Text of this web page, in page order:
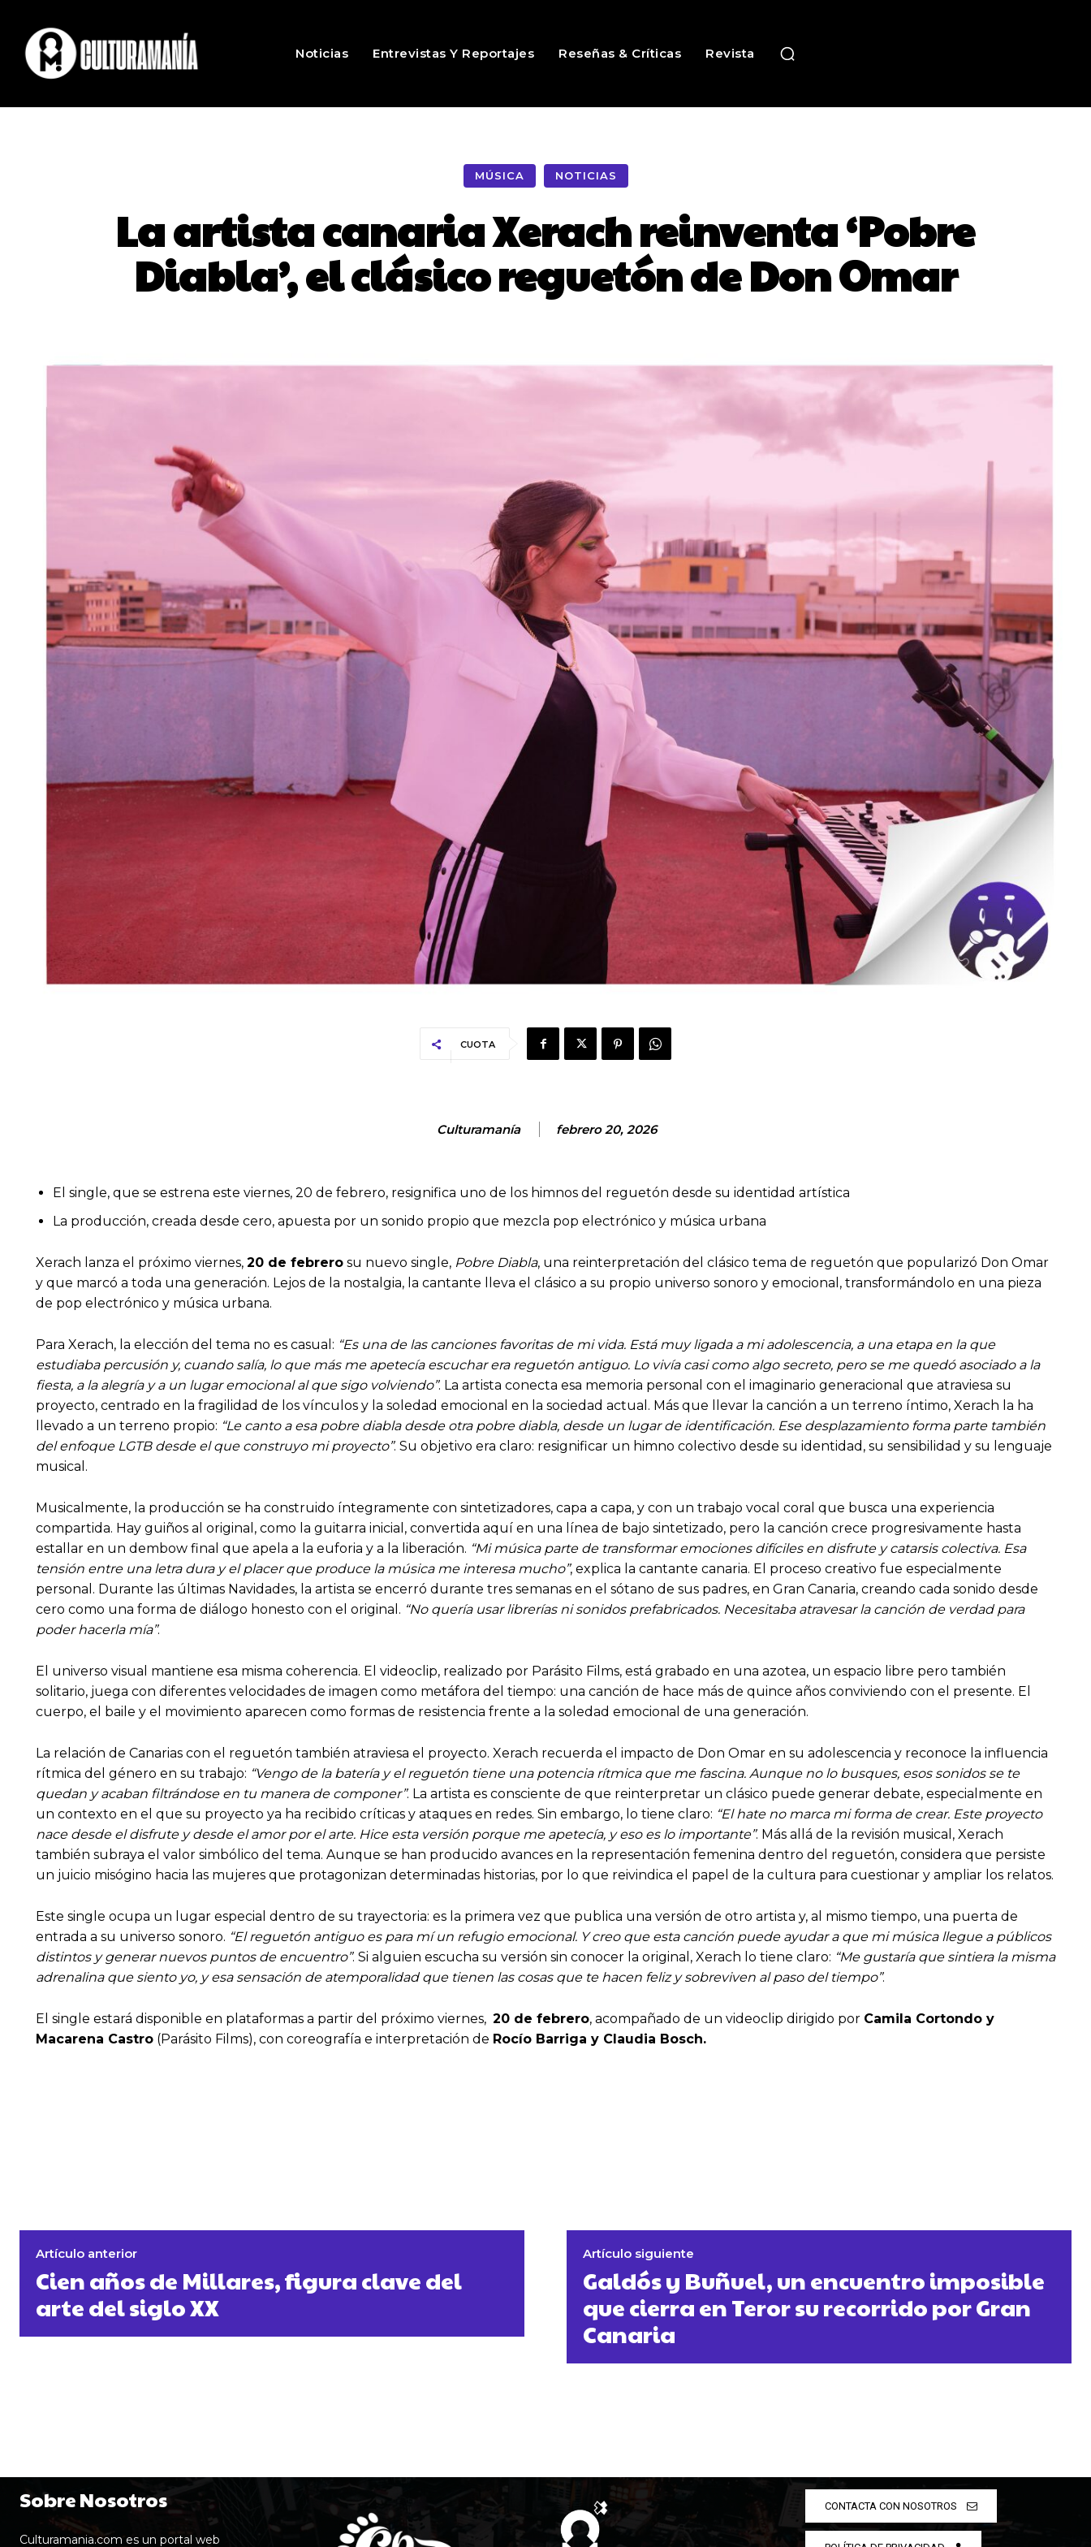
Noticias Entrevistas Y Reportajes Reseñas & Críticas Revista
MÚSICA NOTICIAS
La artista canaria Xerach reinventa ‘Pobre
Diabla’, el clásico reguetón de Don Omar
CUOTA
Culturamanía febrero 20, 2026
El single, que se estrena este viernes, 20 de febrero, resignifica uno de los himnos del reguetón desde su identidad artística
La producción, creada desde cero, apuesta por un sonido propio que mezcla pop electrónico y música urbana
Xerach lanza el próximo viernes, 20 de febrero su nuevo single, Pobre Diabla, una reinterpretación del clásico tema de reguetón que popularizó Don Omar
y que marcó a toda una generación. Lejos de la nostalgia, la cantante lleva el clásico a su propio universo sonoro y emocional, transformándolo en una pieza
de pop electrónico y música urbana.
Para Xerach, la elección del tema no es casual: “Es una de las canciones favoritas de mi vida. Está muy ligada a mi adolescencia, a una etapa en la que
estudiaba percusión y, cuando salía, lo que más me apetecía escuchar era reguetón antiguo. Lo vivía casi como algo secreto, pero se me quedó asociado a la
fiesta, a la alegría y a un lugar emocional al que sigo volviendo”. La artista conecta esa memoria personal con el imaginario generacional que atraviesa su
proyecto, centrado en la fragilidad de los vínculos y la soledad emocional en la sociedad actual. Más que llevar la canción a un terreno íntimo, Xerach la ha
llevado a un terreno propio: “Le canto a esa pobre diabla desde otra pobre diabla, desde un lugar de identificación. Ese desplazamiento forma parte también
del enfoque LGTB desde el que construyo mi proyecto”. Su objetivo era claro: resignificar un himno colectivo desde su identidad, su sensibilidad y su lenguaje
musical.
Musicalmente, la producción se ha construido íntegramente con sintetizadores, capa a capa, y con un trabajo vocal coral que busca una experiencia
compartida. Hay guiños al original, como la guitarra inicial, convertida aquí en una línea de bajo sintetizado, pero la canción crece progresivamente hasta
estallar en un dembow final que apela a la euforia y a la liberación. “Mi música parte de transformar emociones difíciles en disfrute y catarsis colectiva. Esa
tensión entre una letra dura y el placer que produce la música me interesa mucho”, explica la cantante canaria. El proceso creativo fue especialmente
personal. Durante las últimas Navidades, la artista se encerró durante tres semanas en el sótano de sus padres, en Gran Canaria, creando cada sonido desde
cero como una forma de diálogo honesto con el original. “No quería usar librerías ni sonidos prefabricados. Necesitaba atravesar la canción de verdad para
poder hacerla mía”.
El universo visual mantiene esa misma coherencia. El videoclip, realizado por Parásito Films, está grabado en una azotea, un espacio libre pero también
solitario, juega con diferentes velocidades de imagen como metáfora del tiempo: una canción de hace más de quince años conviviendo con el presente. El
cuerpo, el baile y el movimiento aparecen como formas de resistencia frente a la soledad emocional de una generación.
La relación de Canarias con el reguetón también atraviesa el proyecto. Xerach recuerda el impacto de Don Omar en su adolescencia y reconoce la influencia
rítmica del género en su trabajo: “Vengo de la batería y el reguetón tiene una potencia rítmica que me fascina. Aunque no lo busques, esos sonidos se te
quedan y acaban filtrándose en tu manera de componer”. La artista es consciente de que reinterpretar un clásico puede generar debate, especialmente en
un contexto en el que su proyecto ya ha recibido críticas y ataques en redes. Sin embargo, lo tiene claro: “El hate no marca mi forma de crear. Este proyecto
nace desde el disfrute y desde el amor por el arte. Hice esta versión porque me apetecía, y eso es lo importante”. Más allá de la revisión musical, Xerach
también subraya el valor simbólico del tema. Aunque se han producido avances en la representación femenina dentro del reguetón, considera que persiste
un juicio misógino hacia las mujeres que protagonizan determinadas historias, por lo que reivindica el papel de la cultura para cuestionar y ampliar los relatos.
Este single ocupa un lugar especial dentro de su trayectoria: es la primera vez que publica una versión de otro artista y, al mismo tiempo, una puerta de
entrada a su universo sonoro. “El reguetón antiguo es para mí un refugio emocional. Y creo que esta canción puede ayudar a que mi música llegue a públicos
distintos y generar nuevos puntos de encuentro”. Si alguien escucha su versión sin conocer la original, Xerach lo tiene claro: “Me gustaría que sintiera la misma
adrenalina que siento yo, y esa sensación de atemporalidad que tienen las cosas que te hacen feliz y sobreviven al paso del tiempo”.
El single estará disponible en plataformas a partir del próximo viernes, 20 de febrero, acompañado de un videoclip dirigido por Camila Cortondo y
Macarena Castro (Parásito Films), con coreografía e interpretación de Rocío Barriga y Claudia Bosch.
Artículo anterior
Cien años de Millares, figura clave del
arte del siglo XX
Artículo siguiente
Galdós y Buñuel, un encuentro imposible
que cierra en Teror su recorrido por Gran
Canaria
Sobre Nosotros
Culturamania.com es un portal web
CONTACTA CON NOSOTROS